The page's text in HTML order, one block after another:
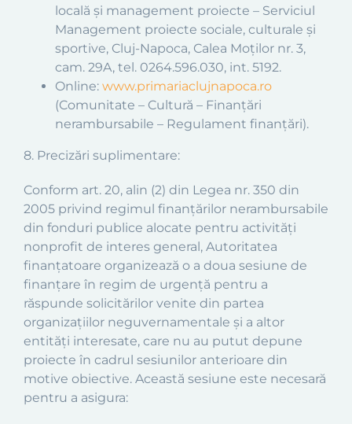
locală și management proiecte – Serviciul
Management proiecte sociale, culturale și
sportive, Cluj-Napoca, Calea Moților nr. 3,
cam. 29A, tel. 0264.596.030, int. 5192.
Online: www.primariaclujnapoca.ro
(Comunitate – Cultură – Finanțări
nerambursabile – Regulament finanțări).
8. Precizări suplimentare:
Conform art. 20, alin (2) din Legea nr. 350 din
2005 privind regimul finanţărilor nerambursabile
din fonduri publice alocate pentru activităţi
nonprofit de interes general, Autoritatea
finanțatoare organizează o a doua sesiune de
finanțare în regim de urgență pentru a
răspunde solicitărilor venite din partea
organizațiilor neguvernamentale și a altor
entități interesate, care nu au putut depune
proiecte în cadrul sesiunilor anterioare din
motive obiective. Această sesiune este necesară
pentru a asigura: